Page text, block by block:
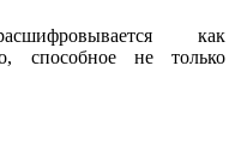
как
способное не только